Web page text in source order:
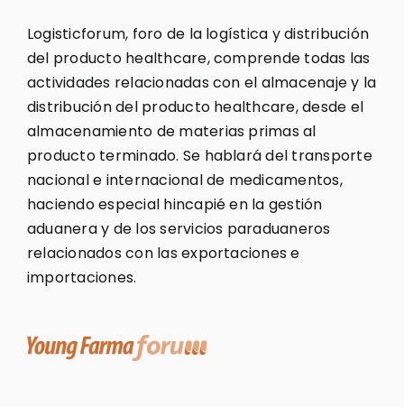
Logisticforum, foro de la logística y distribución
del producto healthcare, comprende todas las
actividades relacionadas con el almacenaje y la
distribución del producto healthcare, desde el
almacenamiento de materias primas al
producto terminado. Se hablará del transporte
nacional e internacional de medicamentos,
haciendo especial hincapié en la gestión
aduanera y de los servicios paraduaneros
relacionados con las exportaciones e
importaciones.